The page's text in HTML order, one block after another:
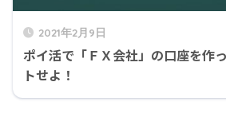
2021年2月9日
ポイ活で「ＦＸ会社」の口座を作
トせよ！